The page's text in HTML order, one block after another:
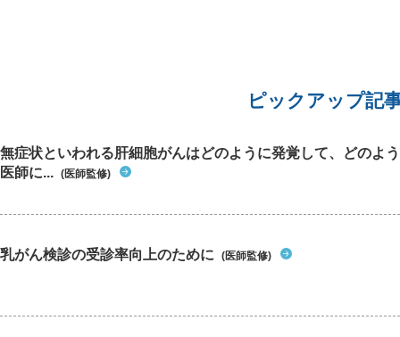
ピックアップ記
無症状といわれる肝細胞がんはどのように発覚して、どのよ
医師に... (医師監修)
乳がん検診の受診率向上のために (医師監修)